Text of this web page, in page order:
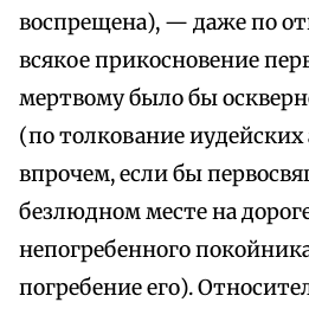
воспрещена), — даже по
всякое прикосновение
мертвому было бы
(по толкование иудейских
впрочем, если бы
безлюдном месте на
непогребенного
погребение его).